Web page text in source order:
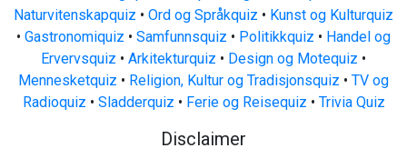
Naturvitenskapquiz • Ord og Språkquiz • Kunst og Kulturquiz
• Gastronomiquiz • Samfunnsquiz • Politikkquiz • Handel og
Ervervsquiz • Arkitekturquiz • Design og Motequiz •
Mennesketquiz • Religion, Kultur og Tradisjonsquiz • TV og
Radioquiz • Sladderquiz • Ferie og Reisequiz • Trivia Quiz
Disclaimer